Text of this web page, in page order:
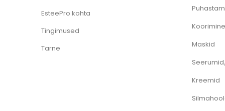
EsteePro kohta
Tingimused
Tarne
Koorimine
Maskid
Kreemid